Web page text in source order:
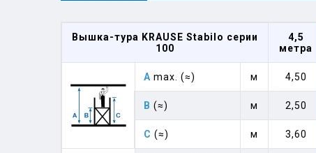
Вышка-тура KRAUSE Stabilo серии
100
4,5
метра
A max. (≈) м 4,50
B (≈) м 2,50
C (≈) м 3,60